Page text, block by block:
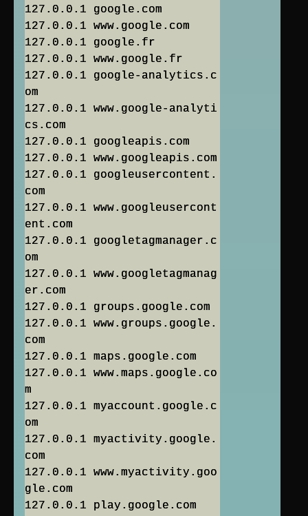
127.0.0.1 google.com
127.0.0.1 www.google.com
127.0.0.1 google.fr
127.0.0.1 www.google.fr
127.0.0.1 google-analytics.c
om
127.0.0.1 www.google-analyti
cs.com
127.0.0.1 googleapis.com
127.0.0.1 www.googleapis.com
127.0.0.1 googleusercontent.
com
127.0.0.1 www.googleusercont
ent.com
127.0.0.1 googletagmanager.c
om
127.0.0.1 www.googletagmanag
er.com
127.0.0.1 groups.google.com
127.0.0.1 www.groups.google.
com
127.0.0.1 maps.google.com
127.0.0.1 www.maps.google.co
m
127.0.0.1 myaccount.google.c
om
127.0.0.1 myactivity.google.
com
127.0.0.1 www.myactivity.goo
gle.com
127.0.0.1 play.google.com